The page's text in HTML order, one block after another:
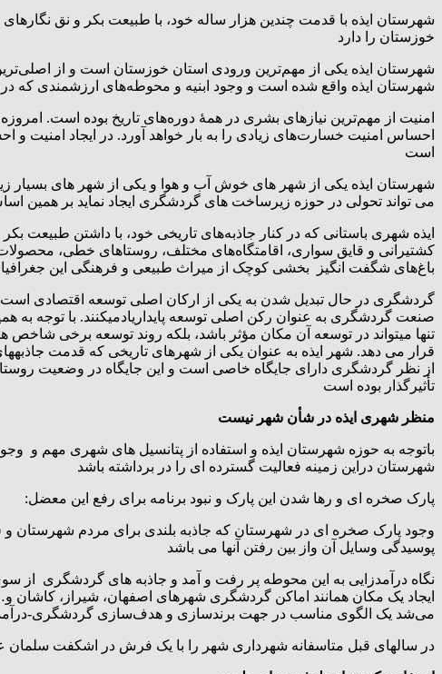
شهرستان ایذه با قدمت چندین هزار ساله خود، با طبیعت بکر و نق
خوزستان را دارد
شهرستان ایذه یکی از مهم‌ترین ورودی استان خوزستان است و از
شهرستان ایذه واقع شده است و وجود ابنیه و محوطه‌های ارزشمندی که
امنیت از مهم‌‌ترین نیاز‌‌های بشری در همۀ دوره‌های تاریخ بوده است.
احساس امنیت خسارت‌های زیادی را به بار خواهد آورد. در ایجاد
است
شهرستان ایذه یکی از شهر های خوش آب و هوا و یکی از شهر های بسیار
می تواند تحولی در حوزه زیرساخت های گردشگری ایجاد نماید بر همین
ایذه شهری باستانی که در کنار جاذبه‌های تاریخی خود، با داشتن
کشتیرانی و قایق سواری، اقامتگاه‌های مختلف، روستاهای خطی،
باغ‌های شگفت انگیز بخشی کوچک از میراث طبیعی و فرهنگی این
گردشگری در حال تبدیل شدن به یکی از ارکان اصلی توسعه اقتصادی است.
صنعت گردشگری به عنوان رکن اصلی توسعه پایداریادمیکنند. با توجه به
تنها میتواند در توسعه آن مکان مؤثر باشد، بلکه روند توسعه برخی شاخص
قرار می دهد. شهر ایذه به عنوان یکی از شهرهای تاریخی که قدمت
از نظر گردشگری دارای جایگاه خاصی است و این جایگاه در وضعیت
تأثیرگذار بوده است
منظر شهری ایذه در شأن شهر نیست
باتوجه به حوزه شهرستان ایذه و استفاده از پتانسیل های شهری مهم و
شهرستان دراین زمینه فعالیت گسترده ای را در برداشته باشد
پارک صخره ای و رها شدن این پارک و نبود برنامه برای رفع این معضل:
وجود پارک صخره ای در شهرستان که جاذبه بلندی برای مردم شهرستان و
پوسیدگی وسایل آن و‌از بین رفتن آنها می باشد
نگاه درآمدزایی به این محوطه پر رفت و آمد و جاذبه های گردشگری از
ایجاد یک مکان همانند اماکن گردشگری شهرهای اصفهان، شیراز، کاشان
می‌شد یک الگوی مناسب در جهت برندسازی و هدف‌سازی گردشگری-
در سالهای قبل متاسفانه شهرداری شهر را با یک فرش در اشکفت سلمان